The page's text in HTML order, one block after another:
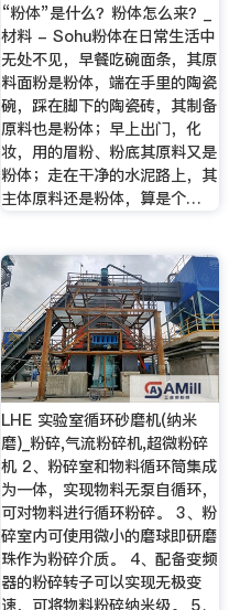
“粉体”是什么？粉体怎么来？_
材料 - Sohu粉体在日常生活中
无处不见，早餐吃碗面条，其原
料面粉是粉体，端在手里的陶瓷
碗，踩在脚下的陶瓷砖，其制备
原料也是粉体；早上出门，化
妆，用的眉粉、粉底其原料又是
粉体；走在干净的水泥路上，其
主体原料还是粉体，算是个…
LHE 实验室循环砂磨机(纳米
磨)_粉碎,气流粉碎机,超微粉碎
机 2、粉碎室和物料循环筒集成
为一体，实现物料无泵自循环，
可对物料进行循环粉碎。 3、粉
碎室内可使用微小的磨球即研磨
珠作为粉碎介质。 4、配备变频
器的粉碎转子可以实现无极变
速，可将物料粉碎纳米级。 5、